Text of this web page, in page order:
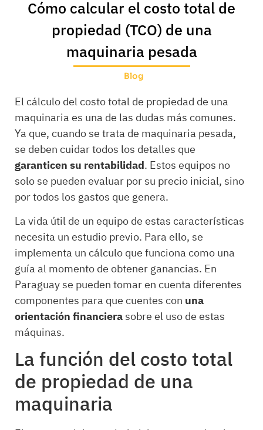
Cómo calcular el costo total de
propiedad (TCO) de una
maquinaria pesada
Blog
El cálculo del costo total de propiedad de una
maquinaria es una de las dudas más comunes.
Ya que, cuando se trata de maquinaria pesada,
se deben cuidar todos los detalles que
garanticen su rentabilidad. Estos equipos no
solo se pueden evaluar por su precio inicial, sino
por todos los gastos que genera.
La vida útil de un equipo de estas características
necesita un estudio previo. Para ello, se
implementa un cálculo que funciona como una
guía al momento de obtener ganancias. En
Paraguay se pueden tomar en cuenta diferentes
componentes para que cuentes con una
orientación financierasobre el uso de estas
máquinas.
La función del costo total
de propiedad de una
maquinaria